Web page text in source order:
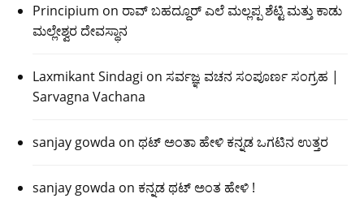
Principium on ರಾವ್ ಬಹದ್ದೂರ್ ಎಲೆ ಮಲ್ಲಪ್ಪ ಶೆಟ್ಟಿ ಮತ್ತು ಕಾಡು
ಮಲ್ಲೇಶ್ವರ ದೇವಸ್ಥಾನ
Laxmikant Sindagi on ಸರ್ವಜ್ಞ ವಚನ ಸಂಪೂರ್ಣ ಸಂಗ್ರಹ |
Sarvagna Vachana
sanjay gowda on ಥಟ್ ಅಂತಾ ಹೇಳಿ ಕನ್ನಡ ಒಗಟಿನ ಉತ್ತರ
sanjay gowda on ಕನ್ನಡ ಥಟ್ ಅಂತ ಹೇಳಿ !